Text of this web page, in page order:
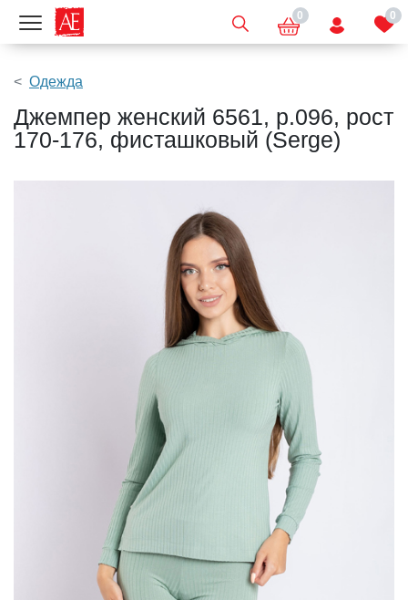
Показать меню 0 0
Одежда
Джемпер женский 6561, р.096, рост
170-176, фисташковый (Serge)